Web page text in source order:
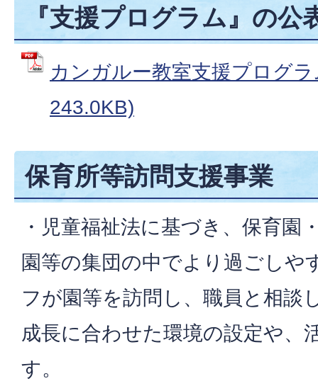
『支援プログラム』の公
カンガルー教室支援プログ
243.0KB)
保育所等訪問支援事業
・児童福祉法に基づき、保育園
園等の集団の中でより過ごしや
フが園等を訪問し、職員と相談
成長に合わせた環境の設定や、
す。